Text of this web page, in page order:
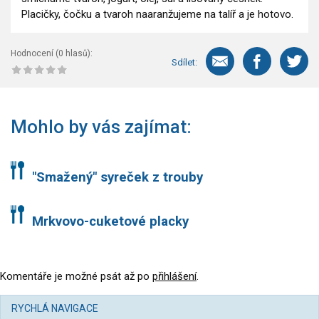
Placičky, čočku a tvaroh naaranžujeme na talíř a je hotovo.
Hodnocení (0 hlasů):
Sdílet:
Mohlo by vás zajímat:
"Smažený" syreček z trouby
Mrkvovo-cuketové placky
Komentáře je možné psát až po přihlášení.
RYCHLÁ NAVIGACE